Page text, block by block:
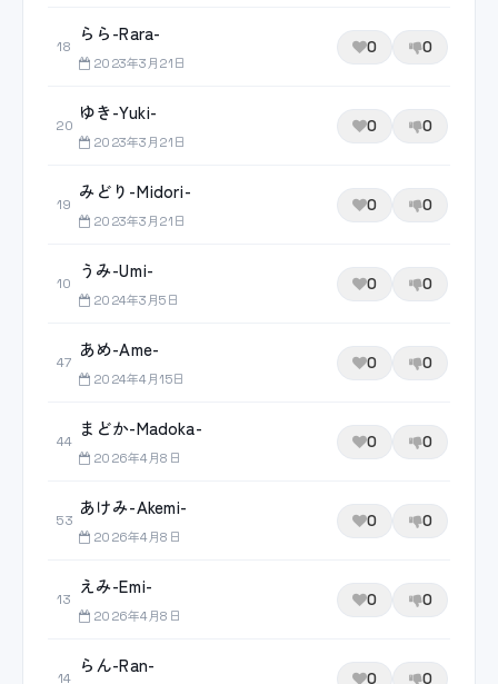
18
らら-Rara-
2023年3月21日
0 0
20
ゆき-Yuki-
2023年3月21日
0 0
19
みどり-Midori-
2023年3月21日
0 0
10
うみ-Umi-
2024年3月5日
0 0
47
あめ-Ame-
2024年4月15日
0 0
44
まどか-Madoka-
2026年4月8日
0 0
53
あけみ-Akemi-
2026年4月8日
0 0
13
えみ-Emi-
2026年4月8日
0 0
14
らん-Ran-
0 0